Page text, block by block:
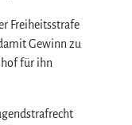
Freiheitsstrafe
Gewinn zu
für ihn